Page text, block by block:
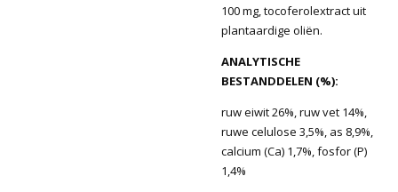
100 mg, tocoferolextract uit
plantaardige oliën.
ANALYTISCHE
BESTANDDELEN (%):
ruw eiwit 26%, ruw vet 14%,
ruwe celulose 3,5%, as 8,9%,
calcium (Ca) 1,7%, fosfor (P)
1,4%